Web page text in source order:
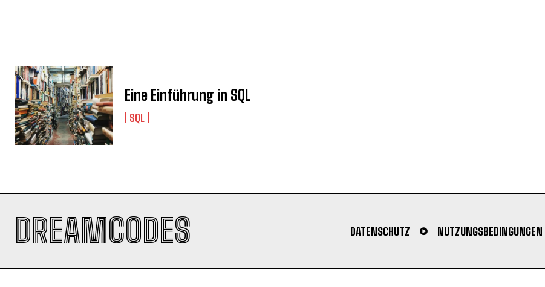
Eine Einführung in SQL
SQL
DREAMCODES DATENSCHUTZ NUTZUNGSBEDINGUNGEN